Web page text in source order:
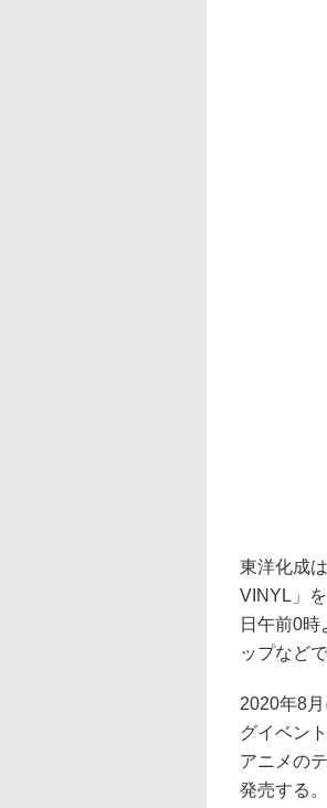
東洋化成
VINYL」
日午前0
ップなど
2020年8
グイベン
アニメの
発売する。